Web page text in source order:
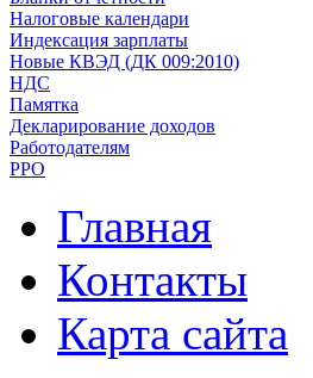
Налоговые календари
Индексация зарплаты
Новые КВЭД (ДК 009:2010)
НДС
Памятка
Декларирование доходов
Работодателям
РРО
Главная
Контакты
Карта сайта